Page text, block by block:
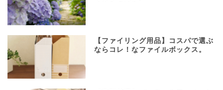
【ファイリング用品】コスパで選ぶ
ならコレ！なファイルボックス。